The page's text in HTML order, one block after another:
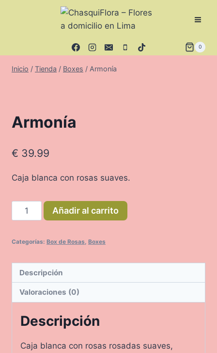
0
Inicio / Tienda / Boxes / Armonía
Armonía
€ 39.99
Caja blanca con rosas suaves.
Armonía
cantidad
Añadir al carrito
Categorías: Box de Rosas Boxes
Descripción
Valoraciones (0)
Descripción
Caja blanca con rosas rosadas suaves,